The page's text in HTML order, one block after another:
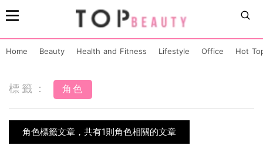
Home Beauty Health and Fitness Lifestyle Office Hot
標籤： 角色
角色標籤文章，共有1則角色相關的文章